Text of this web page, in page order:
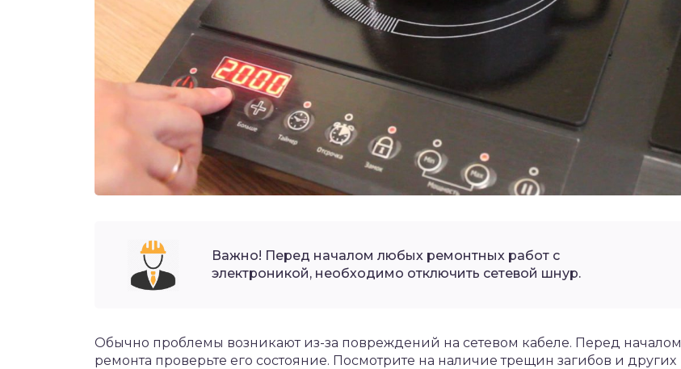
Важно! Перед началом любых ремонтных работ с
электроникой, необходимо отключить сетевой шнур.
Обычно проблемы возникают из-за повреждений на сетевом кабеле. Перед началом
ремонта проверьте его состояние. Посмотрите на наличие трещин загибов и других